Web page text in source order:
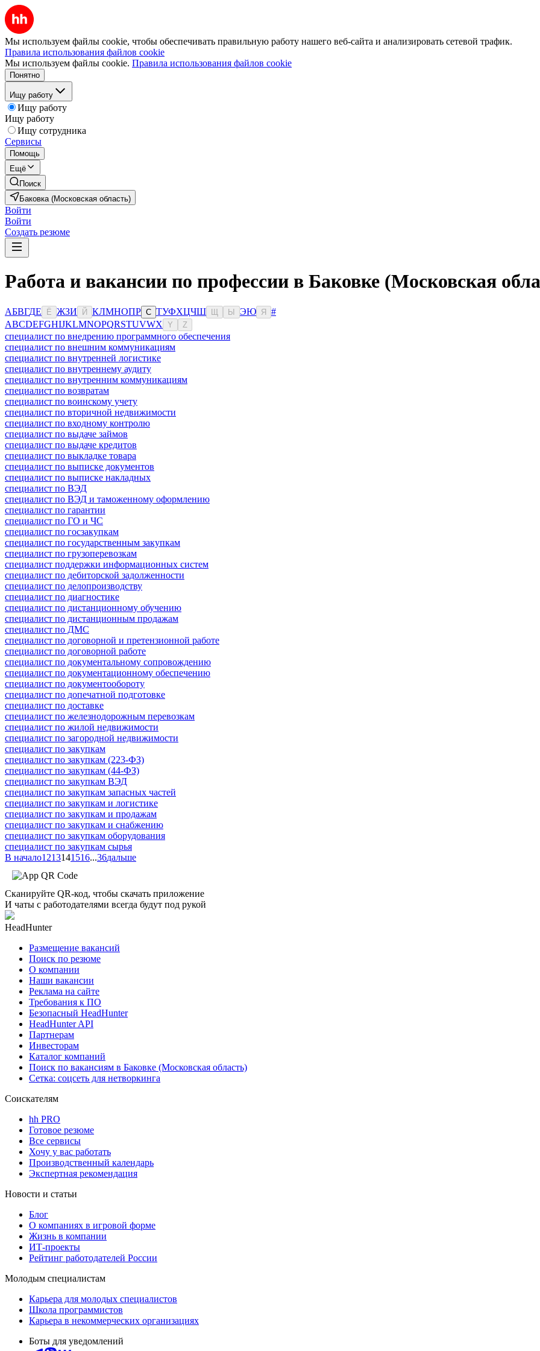
Мы используем файлы cookie, чтобы обеспечивать правильную работу нашего веб-сайта и анализировать сетевой трафик.
Правила использования файлов cookie
Мы используем файлы cookie. Правила использования файлов cookie
Понятно
Ищу работу
Ищу работу
Ищу работу
Ищу сотрудника
Сервисы
Помощь
Ещё
Поиск
Баковка (Московская область)
Войти
Войти
Создать резюме
Работа и вакансии по профессии в Баковке (Московская
АБВГДЕ Ё ЖЗИ Й КЛМНОПР С ТУФХЦЧШ Ы ЭЮ Я
#
ABCDEFGHIJKLMNOPQRSTUVWX Y Z
специалист по внедрению программного обеспечения
специалист по внешним коммуникациям
специалист по внутренней логистике
специалист по внутреннему аудиту
специалист по внутренним коммуникациям
специалист по возвратам
специалист по воинскому учету
специалист по вторичной недвижимости
специалист по входному контролю
специалист по выдаче займов
специалист по выдаче кредитов
специалист по выкладке товара
специалист по выписке документов
специалист по выписке накладных
специалист по ВЭД
специалист по ВЭД и таможенному оформлению
специалист по гарантии
специалист по ГО и ЧС
специалист по госзакупкам
специалист по государственным закупкам
специалист по грузоперевозкам
специалист поддержки информационных систем
специалист по дебиторской задолженности
специалист по делопроизводству
специалист по диагностике
специалист по дистанционному обучению
специалист по дистанционным продажам
специалист по ДМС
специалист по договорной и претензионной работе
специалист по договорной работе
специалист по документальному сопровождению
специалист по документационному обеспечению
специалист по документообороту
специалист по допечатной подготовке
специалист по доставке
специалист по железнодорожным перевозкам
специалист по жилой недвижимости
специалист по загородной недвижимости
специалист по закупкам
специалист по закупкам (223-ФЗ)
специалист по закупкам (44-ФЗ)
специалист по закупкам ВЭД
специалист по закупкам запасных частей
специалист по закупкам и логистике
специалист по закупкам и продажам
специалист по закупкам и снабжению
специалист по закупкам оборудования
специалист по закупкам сырья
В начало1213141516...36дальше
Сканируйте QR-код, чтобы скачать приложение
И чаты с работодателями всегда будут под рукой
HeadHunter
Размещение вакансий
Поиск по резюме
О компании
Наши вакансии
Реклама на сайте
Требования к ПО
Безопасный HeadHunter
HeadHunter API
Партнерам
Инвесторам
Каталог компаний
Поиск по вакансиям в Баковке (Московская область)
Сетка: соцсеть для нетворкинга
Соискателям
hh PRO
Готовое резюме
Все сервисы
Хочу у вас работать
Производственный календарь
Экспертная рекомендация
Новости и статьи
Блог
О компаниях в игровой форме
Жизнь в компании
ИТ-проекты
Рейтинг работодателей России
Молодым специалистам
Карьера для молодых специалистов
Школа программистов
Карьера в некоммерческих организациях
Боты для уведомлений